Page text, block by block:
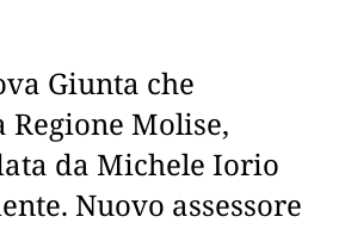
Giunta che
Regione Molise,
da Michele Iorio
Nuovo assessore